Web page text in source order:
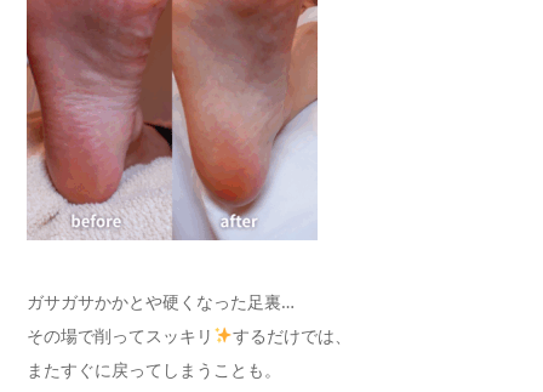
ガサガサかかとや硬くなった足裏…
その場で削ってスッキリ
するだけでは、
またすぐに戻ってしまうことも。